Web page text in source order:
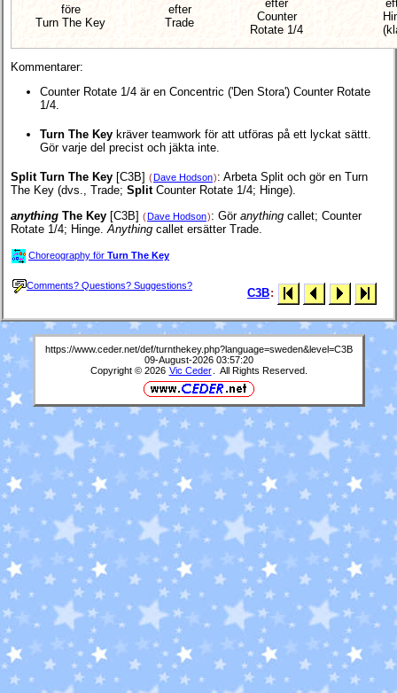
före
Turn The Key
efter
Trade
efter
Counter
Rotate 1/4
Kommentarer:
Counter Rotate 1/4 är en Concentric ('Den Stora') Counter Rotate
1/4.
Turn The Key kräver teamwork för att utföras på ett lyckat sättt.
Gör varje del precist och jäkta inte.
Split Turn The Key [C3B] ( Dave Hodson): Arbeta Split och gör en Turn
The Key (dvs., Trade; SplitCounter Rotate 1/4; Hinge).
anything The Key [C3B] (Dave Hodson): Gör anything callet; Counter
Rotate 1/4; Hinge. Anything callet ersätter Trade.
Choreography för Turn The Key
Comments? Questions? Suggestions?
C3B:
https://www.ceder.net/def/turnthekey.php?language=sweden&level=C3B
09-August-2026 03:57:20
Copyright © 2026 Vic Ceder . All Rights Reserved.